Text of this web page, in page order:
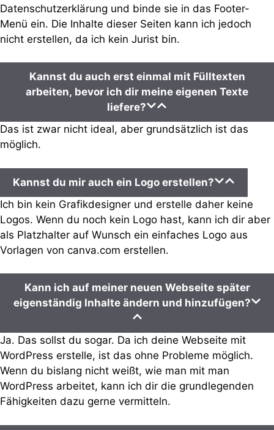
Datenschutzerklärung und binde sie in das Footer-
Menü ein. Die Inhalte dieser Seiten kann ich jedoch
nicht erstellen, da ich kein Jurist bin.
Kannst du auch erst einmal mit Fülltexten
arbeiten, bevor ich dir meine eigenen Texte
liefere?
Das ist zwar nicht ideal, aber grundsätzlich ist das
möglich.
Kannst du mir auch ein Logo erstellen?
Ich bin kein Grafikdesigner und erstelle daher keine
Logos. Wenn du noch kein Logo hast, kann ich dir aber
als Platzhalter auf Wunsch ein einfaches Logo aus
Vorlagen von canva.com erstellen.
Kann ich auf meiner neuen Webseite später
eigenständig Inhalte ändern und hinzufügen?
Ja. Das sollst du sogar. Da ich deine Webseite mit
WordPress erstelle, ist das ohne Probleme möglich.
Wenn du bislang nicht weißt, wie man mit man
WordPress arbeitet, kann ich dir die grundlegenden
Fähigkeiten dazu gerne vermitteln.